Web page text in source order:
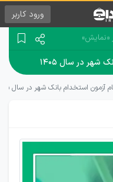
ورود کاربر
«نمایش»
در سال ۱۴۰۵
آزمون استخدام بانک شهر در سال ۱۴۰۵